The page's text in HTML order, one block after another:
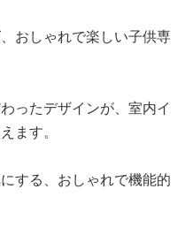
おしゃれで楽しい子供専
ったデザインが、室内イ
ます。
する、おしゃれで機能的